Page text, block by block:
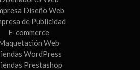
Diseño Web
de Publicidad
E-commerce
Web
WordPress
Prestashop